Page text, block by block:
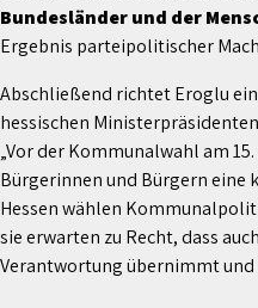
Bundesländer und der
Ergebnis parteipolitischer
Abschließend richtet Eroglu
hessischen
„Vor der Kommunalwahl am
Bürgerinnen und Bürgern eine
Hessen wählen
sie erwarten zu Recht, dass
Verantwortung übernimmt und